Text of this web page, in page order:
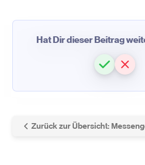
Hat Dir dieser Beitrag
Zurück zur Übersicht: